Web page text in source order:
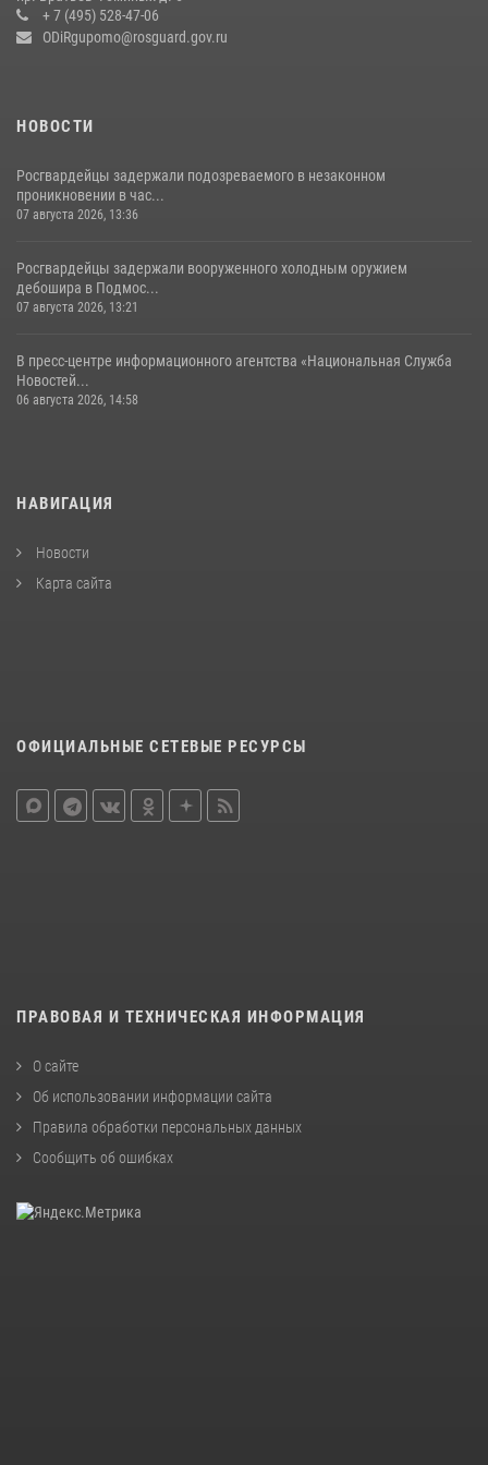
14 июля 2026, 15:13
+ 7 (495) 528-47-06
ODiRgupomo@rosguard.gov.ru
НОВОСТИ
Росгвардейцы задержали подозреваемого в незаконном
проникновении в час...
07 августа 2026, 13:36
Росгвардейцы задержали вооруженного холодным оружием
дебошира в Подмос...
07 августа 2026, 13:21
В пресс-центре информационного агентства «Национальная Служба
Новостей...
06 августа 2026, 14:58
НАВИГАЦИЯ
Новости
Карта сайта
ОФИЦИАЛЬНЫЕ СЕТЕВЫЕ РЕСУРСЫ
ПРАВОВАЯ И ТЕХНИЧЕСКАЯ ИНФОРМАЦИЯ
О сайте
Об использовании информации сайта
Правила обработки персональных данных
Сообщить об ошибках